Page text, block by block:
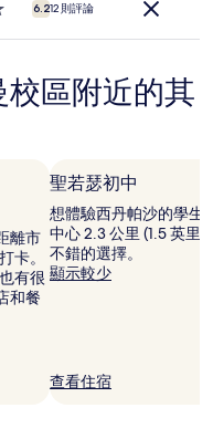
6.212 則評論
區附近的其
離市
卡。
有很
和餐
聖若瑟初中
想體驗西丹帕沙的學生
中心 2.3 公里 (1.5 英里
不錯的選擇。
顯示較少
查看住宿